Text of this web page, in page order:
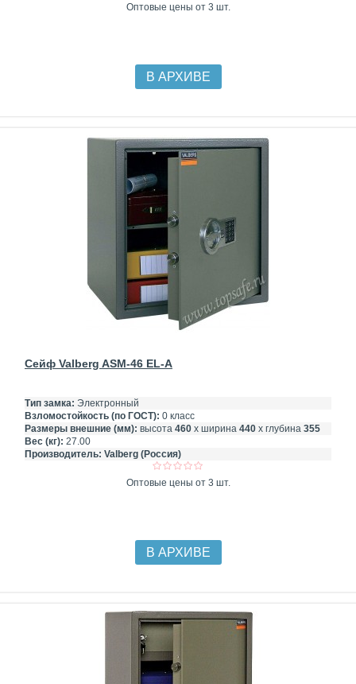
Оптовые цены от 3 шт.
В АРХИВЕ
Сейф Valberg ASM-46 EL-A
Тип замка: Электронный
Взломостойкость (по ГОСТ): 0 класс
Размеры внешние (мм): высота 460 х ширина 440 х глубина 355
Вес (кг): 27.00
Производитель: Valberg (Россия)
Оптовые цены от 3 шт.
В АРХИВЕ